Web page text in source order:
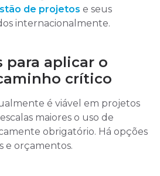
de projetos e seus
internacionalmente.
para aplicar o
crítico
é viável em projetos
maiores o uso de
obrigatório. Há opções
e orçamentos.